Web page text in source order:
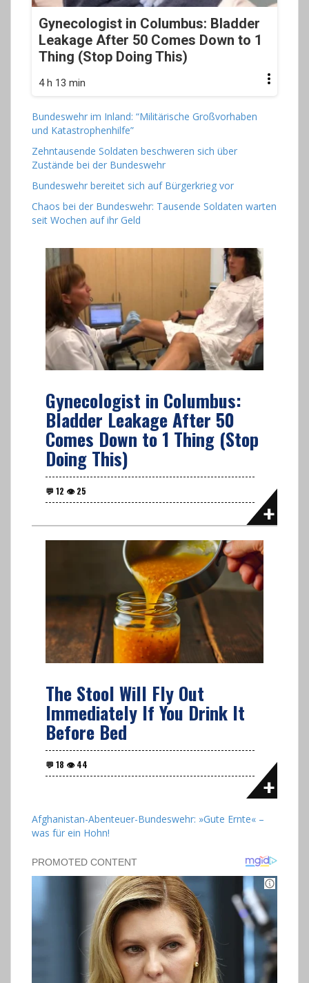
Gynecologist in Columbus: Bladder
Leakage After 50 Comes Down to 1
Thing (Stop Doing This)
4 h 13 min
Bundeswehr im Inland: “Militärische Großvorhaben
und Katastrophenhilfe”
Zehntausende Soldaten beschweren sich über
Zustände bei der Bundeswehr
Bundeswehr bereitet sich auf Bürgerkrieg vor
Chaos bei der Bundeswehr: Tausende Soldaten warten
seit Wochen auf ihr Geld
Gynecologist in Columbus:
Bladder Leakage After 50
Comes Down to 1 Thing (Stop
Doing This)
The Stool Will Fly Out
Immediately If You Drink It
Before Bed
Afghanistan-Abenteuer-Bundeswehr: »Gute Ernte« –
was für ein Hohn!